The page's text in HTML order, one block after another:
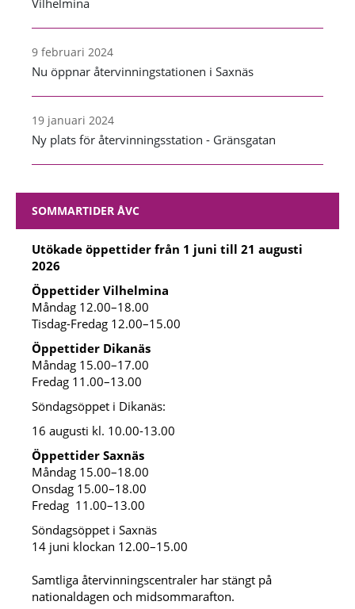
9 februari 2024
Nu öppnar återvinningstationen i Saxnäs
19 januari 2024
Ny plats för återvinningsstation - Gränsgatan
SOMMARTIDER ÅVC
Utökade öppettider från 1 juni till 21 augusti
2026
Öppettider Vilhelmina
Måndag 12.00–18.00
Tisdag-Fredag 12.00–15.00
Öppettider Dikanäs
Måndag 15.00–17.00
Fredag 11.00–13.00
Söndagsöppet i Dikanäs:
16 augusti kl. 10.00-13.00
Öppettider Saxnäs
Måndag 15.00–18.00
Onsdag 15.00–18.00
Fredag 11.00–13.00
Söndagsöppet i Saxnäs
14 juni klockan 12.00–15.00
Samtliga återvinningscentraler har stängt på
nationaldagen och midsommarafton.